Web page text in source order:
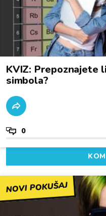
KVIZ: Prepoznajete
simbola?
0
NOVI POKUŠAJ